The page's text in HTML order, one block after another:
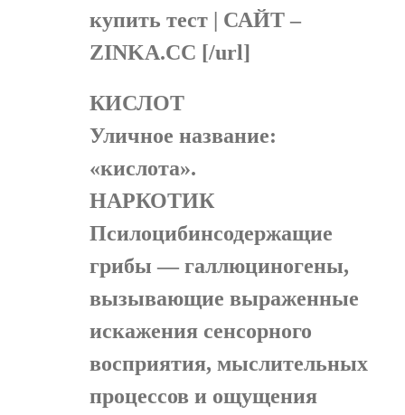
купить тест | САЙТ –
ZINKA.CC [/url]
КИСЛОТ
Уличное название:
«кислота».
НАРКОТИК
Псилоцибинсодержащие
грибы — галлюциногены,
вызывающие выраженные
искажения сенсорного
восприятия, мыслительных
процессов и ощущения